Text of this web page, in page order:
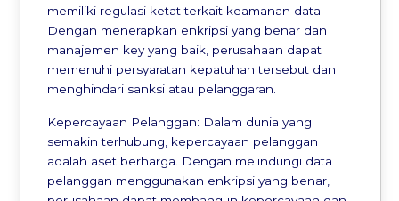
memiliki regulasi ketat terkait keamanan data.
Dengan menerapkan enkripsi yang benar dan
manajemen key yang baik, perusahaan dapat
memenuhi persyaratan kepatuhan tersebut dan
menghindari sanksi atau pelanggaran.
Kepercayaan Pelanggan: Dalam dunia yang
semakin terhubung, kepercayaan pelanggan
adalah aset berharga. Dengan melindungi data
pelanggan menggunakan enkripsi yang benar,